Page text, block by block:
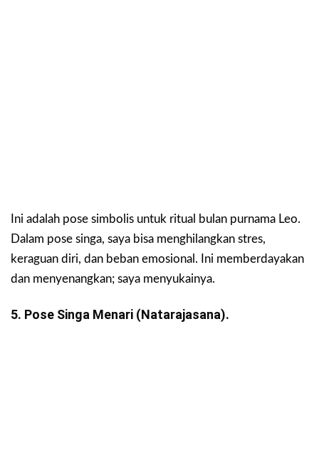
Ini adalah pose simbolis untuk ritual bulan purnama Leo.
Dalam pose singa, saya bisa menghilangkan stres,
keraguan diri, dan beban emosional. Ini memberdayakan
dan menyenangkan; saya menyukainya.
5. Pose Singa Menari (Natarajasana).